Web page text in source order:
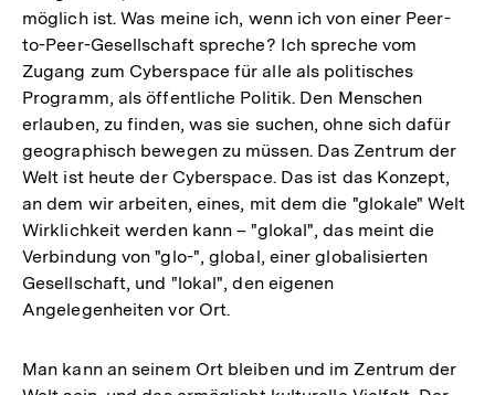
möglich ist. Was meine ich, wenn ich von einer Peer-
to-Peer-Gesellschaft spreche? Ich spreche vom
Zugang zum Cyberspace für alle als politisches
Programm, als öffentliche Politik. Den Menschen
erlauben, zu finden, was sie suchen, ohne sich dafür
geographisch bewegen zu müssen. Das Zentrum der
Welt ist heute der Cyberspace. Das ist das Konzept,
an dem wir arbeiten, eines, mit dem die "glokale" Welt
Wirklichkeit werden kann – "glokal", das meint die
Verbindung von "glo-", global, einer globalisierten
Gesellschaft, und "lokal", den eigenen
Angelegenheiten vor Ort.
Man kann an seinem Ort bleiben und im Zentrum der